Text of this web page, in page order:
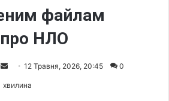
файлам
про НЛО
F
12 Травня, 2026, 20:45 0
хвилина